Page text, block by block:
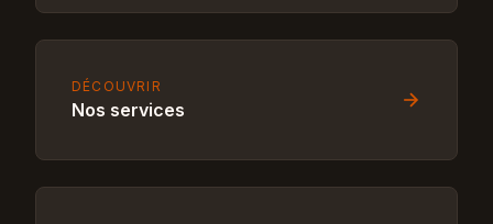
DÉCOUVRIR
Nos services